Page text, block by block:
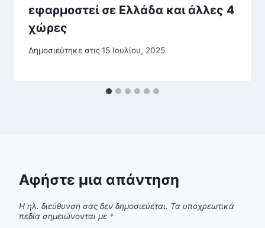
εφαρμοστεί σε Ελλάδα και άλλες 4
χώρες
Δημοσιεύτηκε στις15 Ιουλίου, 2025
Αφήστε μια απάντηση
Η ηλ. διεύθυνση σας δεν δημοσιεύεται. Τα υποχρεωτικά
πεδία σημειώνονται με *